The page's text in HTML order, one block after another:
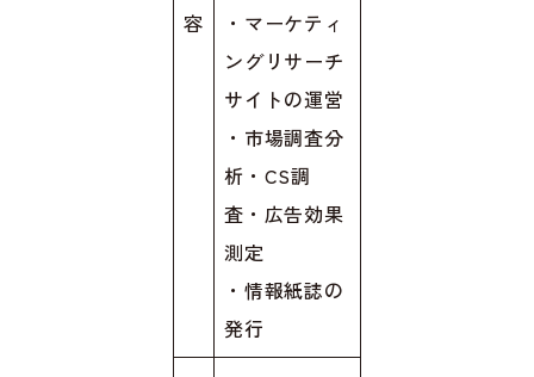
容
・マーケティ
ングリサーチ
サイトの運営
・市場調査分
析・CS調
査・広告効果
測定
・情報紙誌の
発行